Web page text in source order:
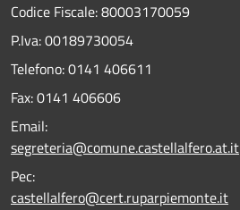
Codice Fiscale: 80003170059
P.Iva: 00189730054
Telefono:0141 406611
Fax:0141 406606
Email:
segreteria@comune.castellalfero.at.it
Pec:
castellalfero@cert.ruparpiemonte.it